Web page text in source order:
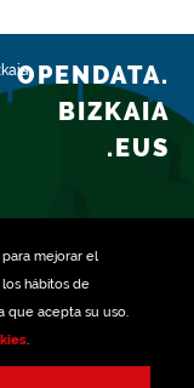
mejorar el
hábitos de
que acepta su uso.
.
de datos
OPENDATA.
BIZKAIA
.EUS